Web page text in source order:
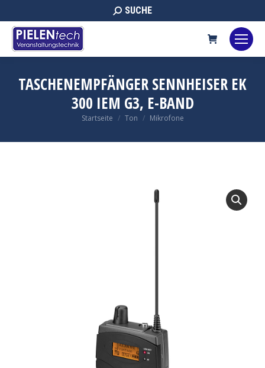
Search:
SUCHE
TASCHENEMPFÄNGER SENNHEISER EK
300 IEM G3, E-BAND
Sie befinden sich hier:
Startseite Ton Mikrofone